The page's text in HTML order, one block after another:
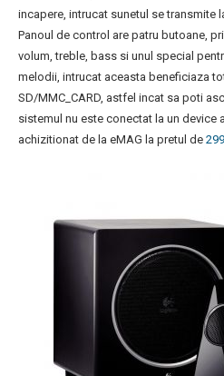
incapere, intrucat sunetul se transmite
Panoul de control are patru butoane,
volum, treble, bass si unul special
melodii, intrucat aceasta beneficiaza
SD/MMC_CARD, astfel incat sa poti
sistemul nu este conectat la un device
achizitionat de la eMAG la pretul de